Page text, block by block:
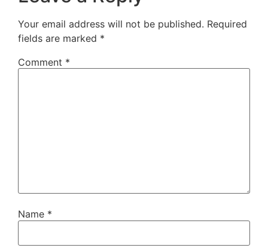
Your email address will not be published. Required
fields are marked *
Comment *
Name *